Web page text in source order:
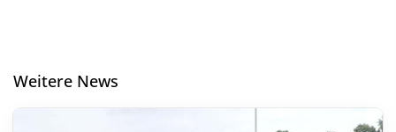
Weitere News